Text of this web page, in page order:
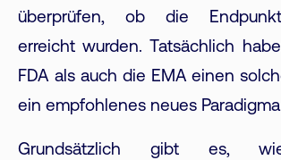
überprüfen, ob die
erreicht wurden. Tatsächlich
FDA als auch die EMA einen
ein empfohlenes neues
Grundsätzlich gibt es,